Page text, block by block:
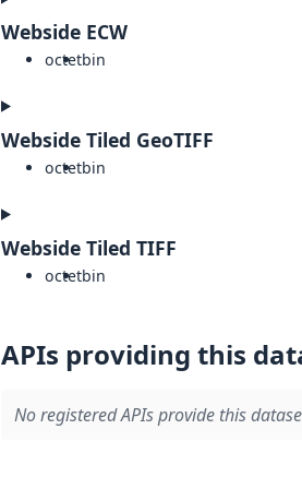
Webside ECW
octetbin
Webside Tiled GeoTIFF
octetbin
Webside Tiled TIFF
octetbin
APIs providing this
No registered APIs provide this